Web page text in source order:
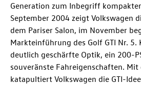
Generation zum Inbegriff
September 2004 zeigt Volkswagen
dem Pariser Salon, im November
Markteinführung des Golf GTI Nr. 5.
deutlich geschärfte Optik, ein 200-
souveränste Fahreigenschaften.
katapultiert Volkswagen die GTI-